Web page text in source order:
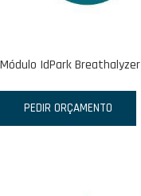
Módulo IdPark Breathalyzer
PEDIR ORÇAMENTO